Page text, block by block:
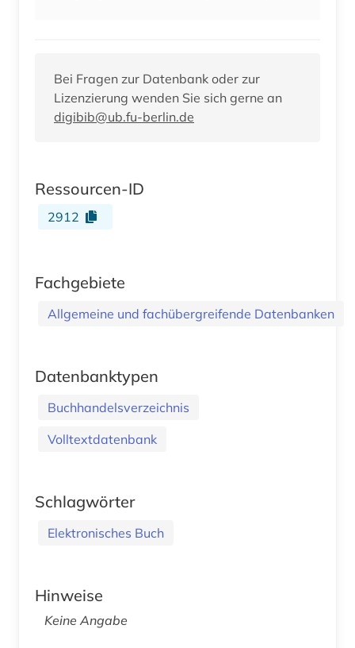
Bei Fragen zur Datenbank oder zur
Lizenzierung wenden Sie sich gerne an
digibib@ub.fu-berlin.de
Ressourcen-ID
2912
Fachgebiete
Allgemeine und fachübergreifende Datenbanken
Datenbanktypen
Buchhandelsverzeichnis
Volltextdatenbank
Schlagwörter
Elektronisches Buch
Hinweise
Keine Angabe